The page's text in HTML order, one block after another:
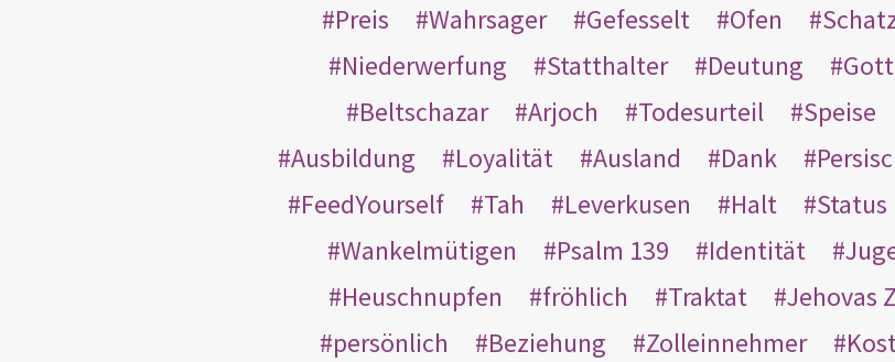
Preis
Wahrsager Gefesselt Ofen
Niederwerfung
Statthalter Deutung
Beltschazar
Arjoch Todesurteil Speise
Ausbildung
Loyalität Ausland Dank
FeedYourself
Tah Leverkusen Halt Status
Wankelmütigen
Psalm 139 Identität
Heuschnupfen
fröhlich Traktat Jehovas
persönlich
Beziehung Zolleinnehmer